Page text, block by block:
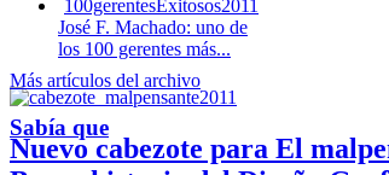
José F. Machado: uno de
los 100 gerentes más...
Nuevo cabezote para El
Más artículos del archivo
Sabía que